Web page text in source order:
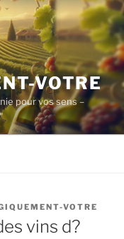
VOTRE
pour vos sens –
VOTRE
vins d?